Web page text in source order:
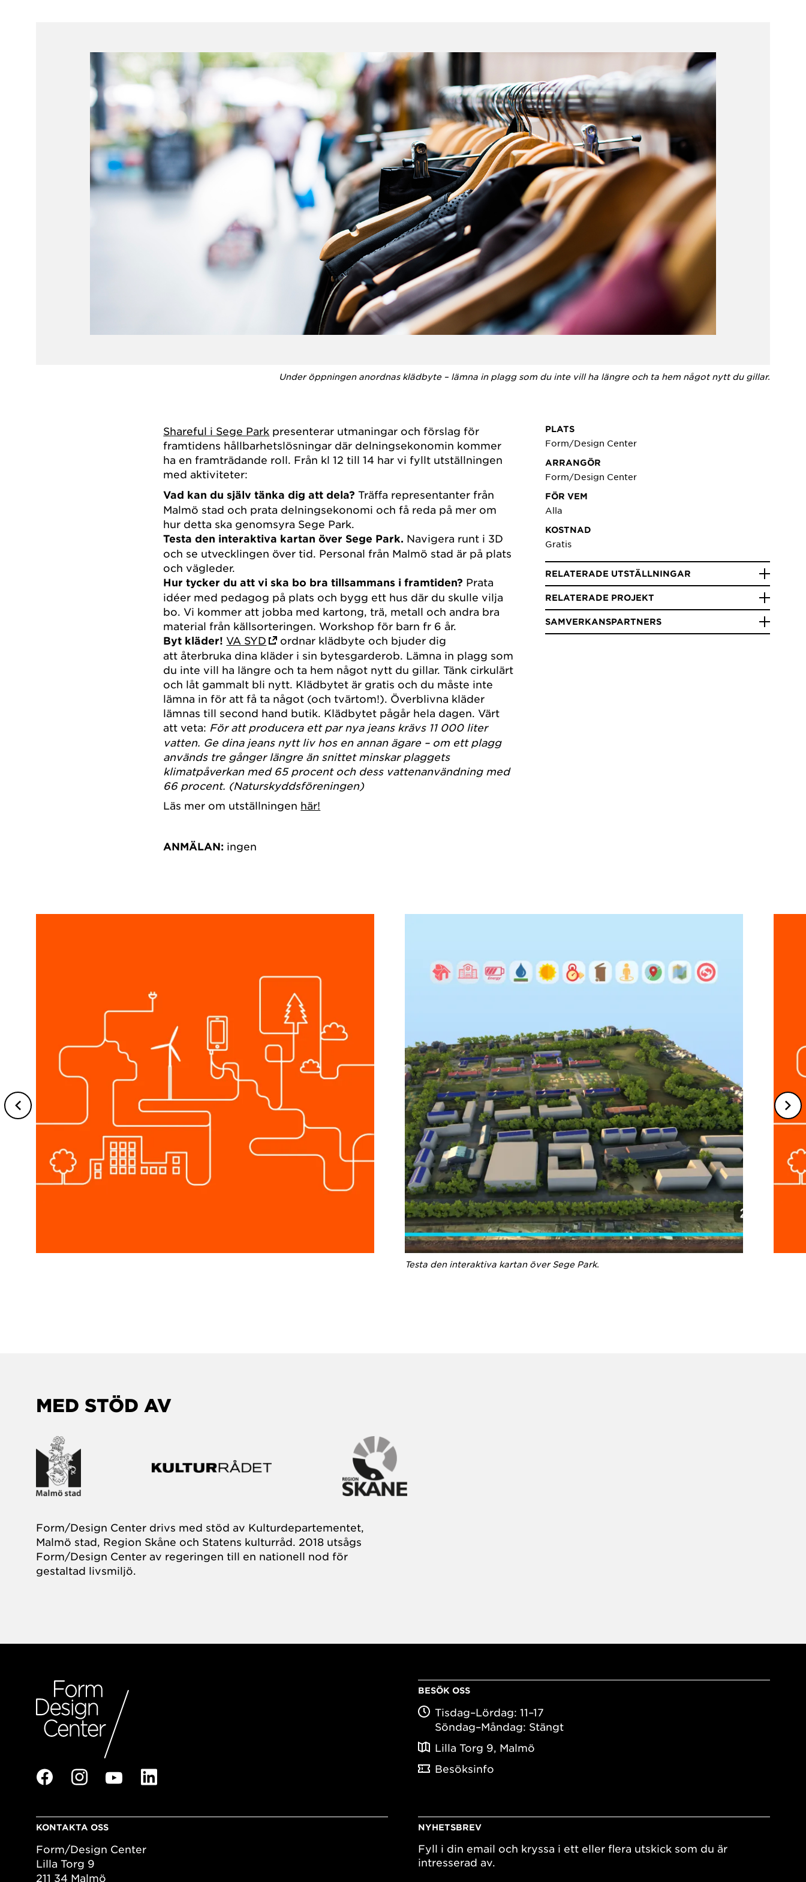
Under öppningen anordnas klädbyte – lämna in plagg som du inte vill ha längre och ta hem något nytt du gillar.
Shareful i Sege Park presenterar utmaningar och förslag för
framtidens hållbarhetslösningar där delningsekonomin kommer
ha en framträdande roll. Från kl 12 till 14 har vi fyllt utställningen
med aktiviteter:
Vad kan du själv tänka dig att dela? Träffa representanter från
Malmö stad och prata delningsekonomi och få reda på mer om
hur detta ska genomsyra Sege Park.
Testa den interaktiva kartan över Sege Park. Navigera runt i 3D
och se utvecklingen över tid. Personal från Malmö stad är på plats
och vägleder.
Hur tycker du att vi ska bo bra tillsammans i framtiden? Prata
idéer med pedagog på plats och bygg ett hus där du skulle vilja
bo. Vi kommer att jobba med kartong, trä, metall och andra bra
material från källsorteringen. Workshop för barn fr 6 år.
Byt kläder! VA SYD
ordnar klädbyte och bjuder dig
att återbruka dina kläder i sin bytesgarderob. Lämna in plagg som
du inte vill ha längre och ta hem något nytt du gillar. Tänk cirkulärt
och låt gammalt bli nytt. Klädbytet är gratis och du måste inte
lämna in för att få ta något (och tvärtom!). Överblivna kläder
lämnas till second hand butik. Klädbytet pågår hela dagen. Värt
att veta: För att producera ett par nya jeans krävs 11 000 liter
vatten. Ge dina jeans nytt liv hos en annan ägare – om ett plagg
används tre gånger längre än snittet minskar plaggets
klimatpåverkan med 65 procent och dess vattenanvändning med
66 procent. (Naturskyddsföreningen)
Läs mer om utställningen här!
ANMÄLAN: ingen
PLATS
Form/Design Center
ARRANGÖR
Form/Design Center
FÖR VEM
Alla
KOSTNAD
Gratis
RELATERADE UTSTÄLLNINGAR
RELATERADE PROJEKT
SAMVERKANSPARTNERS
Testa den interaktiva kartan över Sege Park.
MED STÖD AV
Form/Design Center drivs med stöd av Kulturdepartementet,
Malmö stad, Region Skåne och Statens kulturråd. 2018 utsågs
Form/Design Center av regeringen till en nationell nod för
gestaltad livsmiljö.
BESÖK OSS
Tisdag–Lördag: 11–17
Söndag–Måndag: Stängt
Lilla Torg 9, Malmö
Besöksinfo
KONTAKTA OSS
Form/Design Center
Lilla Torg 9
211 34 Malmö
NYHETSBREV
Fyll i din email och kryssa i ett eller flera utskick som du är
intresserad av.